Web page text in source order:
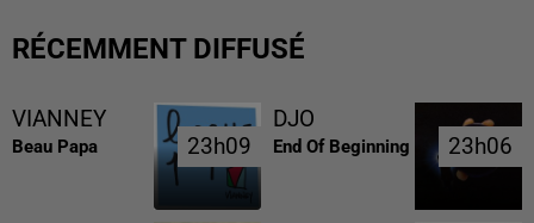
RÉCEMMENT DIFFUSÉ
VIANNEY
Beau Papa 23h09
23h09
DJO
End Of Beginning 23h06
23h06